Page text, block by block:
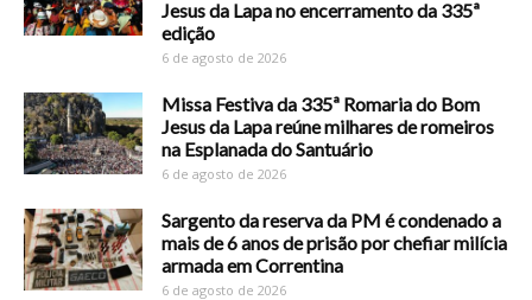
Jesus da Lapa no encerramento da 335ª
edição
6 de agosto de 2026
Missa Festiva da 335ª Romaria do Bom
Jesus da Lapa reúne milhares de romeiros
na Esplanada do Santuário
6 de agosto de 2026
Sargento da reserva da PM é condenado a
mais de 6 anos de prisão por chefiar milícia
armada em Correntina
6 de agosto de 2026